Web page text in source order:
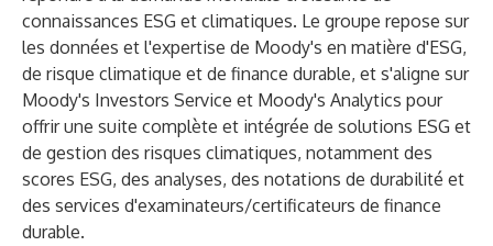
connaissances ESG et climatiques. Le groupe repose sur
les données et l'expertise de Moody's en matière d'ESG,
de risque climatique et de finance durable, et s'aligne sur
Moody's Investors Service et Moody's Analytics pour
offrir une suite complète et intégrée de solutions ESG et
de gestion des risques climatiques, notamment des
scores ESG, des analyses, des notations de durabilité et
des services d'examinateurs/certificateurs de finance
durable.